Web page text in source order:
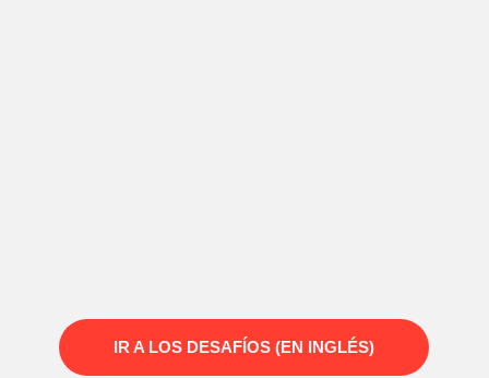
IR A LOS DESAFÍOS (EN INGLÉS)